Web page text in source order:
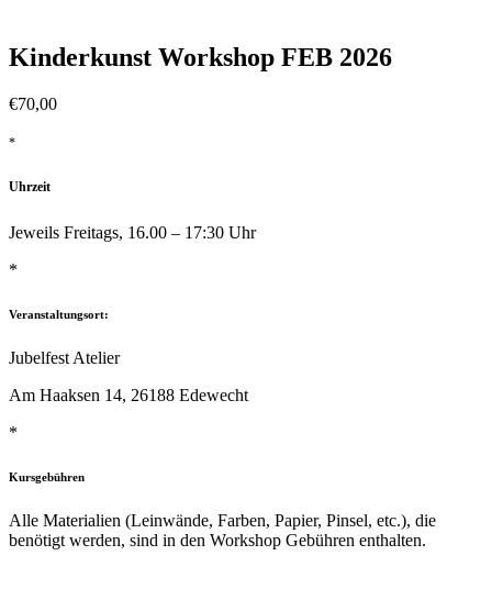
Kinderkunst Workshop FEB 2026
€70,00
*
Uhrzeit
Jeweils Freitags, 16.00 – 17:30 Uhr
*
Veranstaltungsort:
Jubelfest Atelier
Am Haaksen 14, 26188 Edewecht
*
Kursgebühren
Alle Materialien (Leinwände, Farben, Papier, Pinsel, etc.), die
benötigt werden, sind in den Workshop Gebühren enthalten.